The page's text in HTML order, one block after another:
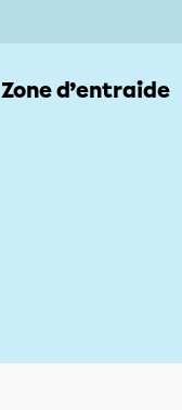
Zone d’entraide